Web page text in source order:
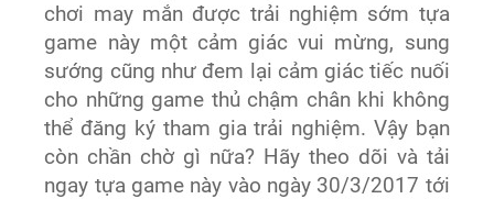
chơi may mắn được trải nghiệm sớm tựa
game này một cảm giác vui mừng, sung
sướng cũng như đem lại cảm giác tiếc nuối
cho những game thủ chậm chân khi không
thể đăng ký tham gia trải nghiệm. Vậy bạn
còn chần chờ gì nữa? Hãy theo dõi và tải
ngay tựa game này vào ngày 30/3/2017 tới